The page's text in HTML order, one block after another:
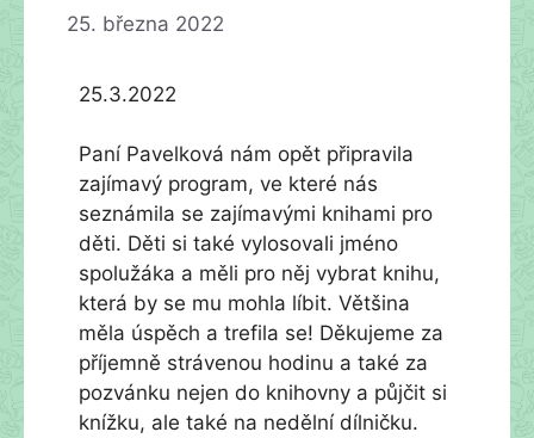
25. března 2022
25.3.2022
Paní Pavelková nám opět připravila
zajímavý program, ve které nás
seznámila se zajímavými knihami pro
děti. Děti si také vylosovali jméno
spolužáka a měli pro něj vybrat knihu,
která by se mu mohla líbit. Většina
měla úspěch a trefila se! Děkujeme za
příjemně strávenou hodinu a také za
pozvánku nejen do knihovny a půjčit si
knížku, ale také na nedělní dílničku.